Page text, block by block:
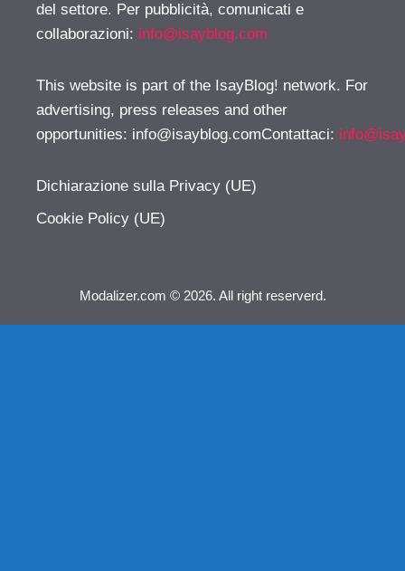
del settore. Per pubblicità, comunicati e
collaborazioni: info@isayblog.com
This website is part of the IsayBlog! network. For
advertising, press releases and other
opportunities: info@isayblog.comContattaci:
Dichiarazione sulla Privacy (UE)
Cookie Policy (UE)
Modalizer.com © 2026. All right reserverd.